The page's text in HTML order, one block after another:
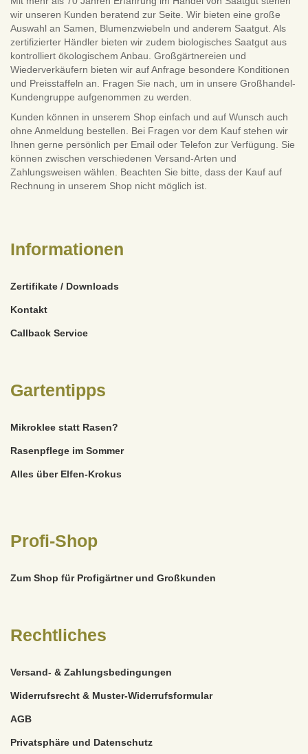
wir unseren Kunden beratend zur Seite. Wir bieten eine große
Auswahl an Samen, Blumenzwiebeln und anderem Saatgut. Als
zertifizierter Händler bieten wir zudem biologisches Saatgut aus
kontrolliert ökologischem Anbau. Großgärtnereien und
Wiederverkäufern bieten wir auf Anfrage besondere Konditionen
und Preisstaffeln an. Fragen Sie nach, um in unsere Großhandel-
Kundengruppe aufgenommen zu werden.
Kunden können in unserem Shop einfach und auf Wunsch auch
ohne Anmeldung bestellen. Bei Fragen vor dem Kauf stehen wir
Ihnen gerne persönlich per Email oder Telefon zur Verfügung. Sie
können zwischen verschiedenen Versand-Arten und
Zahlungsweisen wählen. Beachten Sie bitte, dass der Kauf auf
Rechnung in unserem Shop nicht möglich ist.
Informationen
Zertifikate / Downloads
Kontakt
Callback Service
Gartentipps
Mikroklee statt Rasen?
Rasenpflege im Sommer
Alles über Elfen-Krokus
Profi-Shop
Zum Shop für Profigärtner und Großkunden
Rechtliches
Versand- & Zahlungsbedingungen
Widerrufsrecht & Muster-Widerrufsformular
AGB
Privatsphäre und Datenschutz